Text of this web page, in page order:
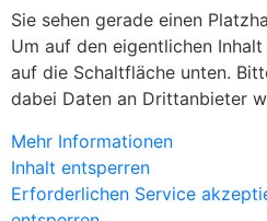
Sie sehen gerade einen
Um auf den eigentlichen
auf die Schaltfläche unten.
dabei Daten an Drittanbieter
Mehr Informationen
Inhalt entsperren
Erforderlichen Service